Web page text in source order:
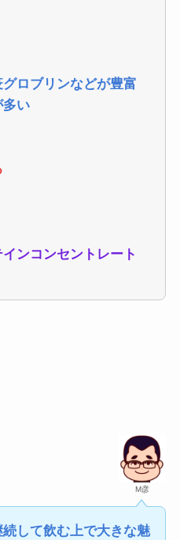
ロブリンなどが豊富
多い
ンコンセントレート
M彦
続して飲む上で大きな魅